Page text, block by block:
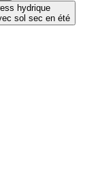
hydrique
sol sec en été